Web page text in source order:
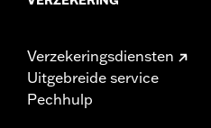
Verzekeringsdiensten
Uitgebreide service
Pechhulp